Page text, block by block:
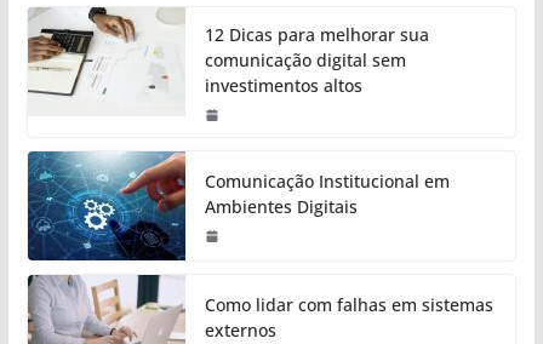
12 Dicas para melhorar sua
comunicação digital sem
investimentos altos
Comunicação Institucional em
Ambientes Digitais
Como lidar com falhas em sistemas
externos